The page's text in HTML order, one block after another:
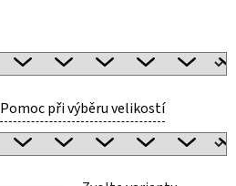
Pomoc při výběru velikostí